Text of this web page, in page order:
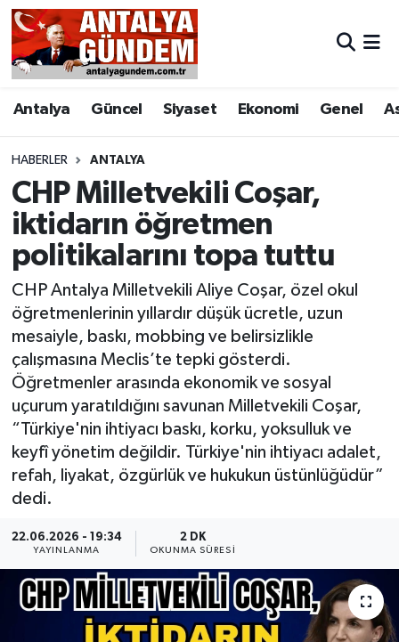
Antalya Güncel Siyaset Ekonomi Genel
HABERLER ANTALYA
CHP Milletvekili Coşar,
iktidarın öğretmen
politikalarını topa tuttu
CHP Antalya Milletvekili Aliye Coşar, özel okul
öğretmenlerinin yıllardır düşük ücretle, uzun
mesaiyle, baskı, mobbing ve belirsizlikle
çalışmasına Meclis’te tepki gösterdi.
Öğretmenler arasında ekonomik ve sosyal
uçurum yaratıldığını savunan Milletvekili Coşar,
“Türkiye'nin ihtiyacı baskı, korku, yoksulluk ve
keyfî yönetim değildir. Türkiye'nin ihtiyacı adalet,
refah, liyakat, özgürlük ve hukukun üstünlüğüdür”
dedi.
22.06.2026 - 19:34
YAYINLANMA
2 DK
OKUNMA SÜRESI
Antalya
Asayiş
Bilim & Teknoloji
Bölge
EĞİTİM
Ekonomi
Genel
Görüntülü Haber
Güncel
Kültür & Sanat
Resmi İlan
Sağlık & Yaşam
Antalya Nöbetçi Eczaneler
Antalya Hava Durumu
Antalya Namaz Vakitleri
Antalya Trafik Yoğunluk Haritası
Süper Lig Puan Durumu ve Fikstür
Tüm Manşetler
Son Dakika Haberleri
Haber Arşivi